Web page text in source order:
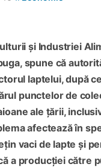
și Industriei
spune că
laptelui, după
punctelor de
ale țării,
afectează în
vaci de lapte și
a producției către